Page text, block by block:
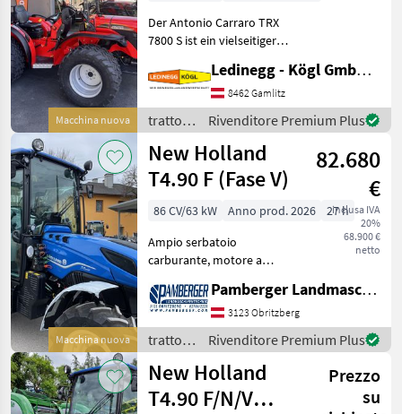
Macchina nuova
Der Antonio Carraro TRX
7800 S ist ein vielseitiger
Spezialtraktor, der sich
durch seine Wendigkeit,
Robustheit und den
kraftvollen 4-Zylinder-
Yanmar-M
Ledinegg - Kögl GmbH - Obst- und Weinbautechnik
8462 Gamlitz
trattori
/
Antonio
Carraro
Rivenditore Premium Plus
Macchina nuova
New Holland
T4.90 F (Fase V)
82.680
€
inclusa IVA
20%
68.900 €
netto
86 CV/63 kW Anno prod. 2026
27 h
Ampio serbatoio
carburante, motore a
livello UE 5 con memoria
regime motore, ventola
viscosa, scarico rivolto
verso il basso con prote
Pamberger Landmaschinentechnik GmbH
3123 Obritzberg
trattori
/ New
Holland
Rivenditore Premium Plus
New Holland
T4.90 F/N/V
Prezzo
su